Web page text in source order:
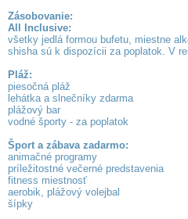
Zásobovanie:
All Inclusive:
všetky jedlá formou bufetu, miestne
shisha sú k dispozícii za poplatok. V
Pláž:
piesočná pláž
lehátka a slnečníky zdarma
plážový bar
vodné športy - za poplatok
Šport a zábava zadarmo:
animačné programy
príležitostné večerné predstavenia
fitness miestnosť
aerobik, plážový volejbal
šípky